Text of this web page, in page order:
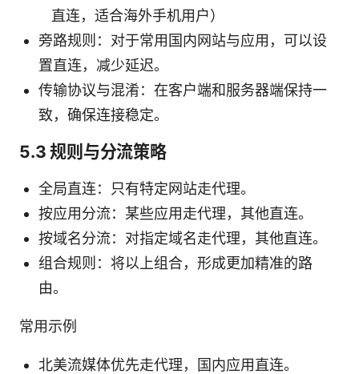
直连，适合海外手机用户）
旁路规则：对于常用国内网站与应用，可以设
置直连，减少延迟。
传输协议与混淆：在客户端和服务器端保持一
致，确保连接稳定。
5.3 规则与分流策略
全局直连：只有特定网站走代理。
按应用分流：某些应用走代理，其他直连。
按域名分流：对指定域名走代理，其他直连。
组合规则：将以上组合，形成更加精准的路
由。
常用示例
北美流媒体优先走代理，国内应用直连。